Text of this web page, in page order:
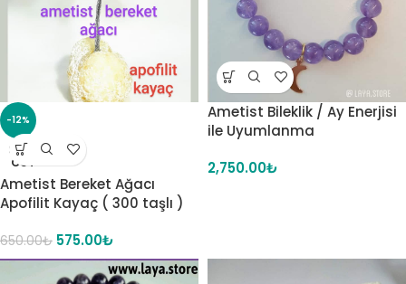
-12%
SOLD
OUT
Ametist Bereket Ağacı
Apofilit Kayaç ( 300 taşlı )
650.00₺ 575.00₺
Ametist Bileklik / Ay Enerjisi
ile Uyumlanma
2,750.00₺